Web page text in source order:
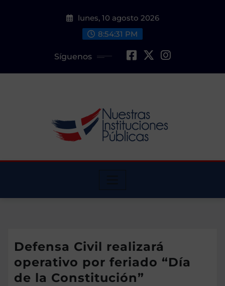
lunes, 10 agosto 2026
8:54:32 PM
Síguenos
Defensa Civil realizará
operativo por feriado “Día
de la Constitución”